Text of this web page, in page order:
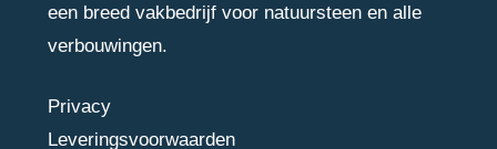
een breed vakbedrijf voor natuursteen en alle
verbouwingen.
Privacy
Leveringsvoorwaarden